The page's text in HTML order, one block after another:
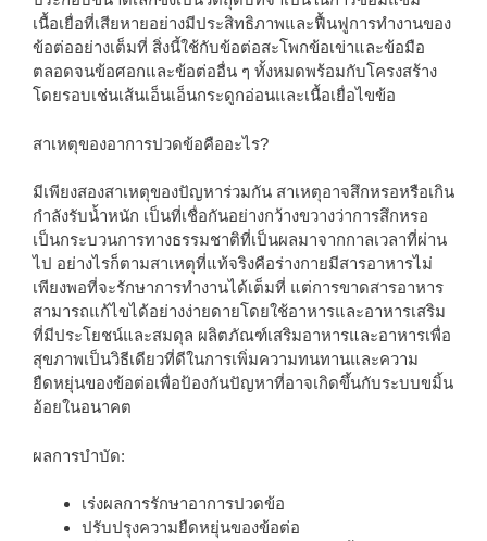
เนื้อเยื่อที่เสียหายอย่างมีประสิทธิภาพและฟื้นฟูการทำงานของ
ข้อต่ออย่างเต็มที่ สิ่งนี้ใช้กับข้อต่อสะโพกข้อเข่าและข้อมือ
ตลอดจนข้อศอกและข้อต่ออื่น ๆ ทั้งหมดพร้อมกับโครงสร้าง
โดยรอบเช่นเส้นเอ็นเอ็นกระดูกอ่อนและเนื้อเยื่อไขข้อ
สาเหตุของอาการปวดข้อคืออะไร?
มีเพียงสองสาเหตุของปัญหาร่วมกัน สาเหตุอาจสึกหรอหรือเกิน
กำลังรับน้ำหนัก เป็นที่เชื่อกันอย่างกว้างขวางว่าการสึกหรอ
เป็นกระบวนการทางธรรมชาติที่เป็นผลมาจากกาลเวลาที่ผ่าน
ไป อย่างไรก็ตามสาเหตุที่แท้จริงคือร่างกายมีสารอาหารไม่
เพียงพอที่จะรักษาการทำงานได้เต็มที่ แต่การขาดสารอาหาร
สามารถแก้ไขได้อย่างง่ายดายโดยใช้อาหารและอาหารเสริม
ที่มีประโยชน์และสมดุล ผลิตภัณฑ์เสริมอาหารและอาหารเพื่อ
สุขภาพเป็นวิธีเดียวที่ดีในการเพิ่มความทนทานและความ
ยืดหยุ่นของข้อต่อเพื่อป้องกันปัญหาที่อาจเกิดขึ้นกับระบบขมิ้น
อ้อยในอนาคต
ผลการบำบัด:
เร่งผลการรักษาอาการปวดข้อ
ปรับปรุงความยืดหยุ่นของข้อต่อ